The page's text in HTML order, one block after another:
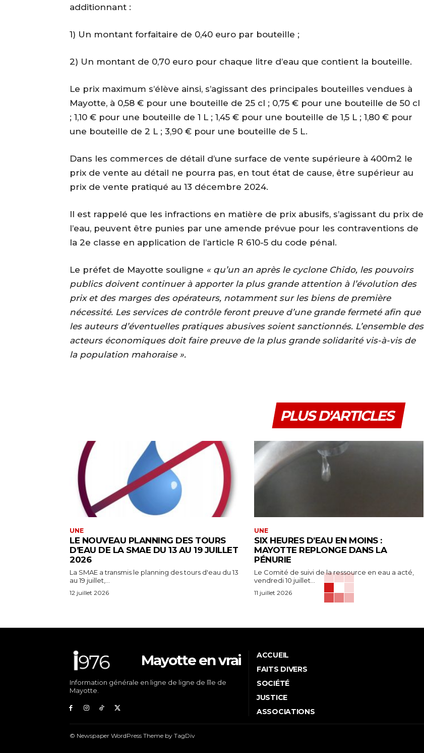
additionnant :
1) Un montant forfaitaire de 0,40 euro par bouteille ;
2) Un montant de 0,70 euro pour chaque litre d’eau que contient la bouteille.
Le prix maximum s’élève ainsi, s’agissant des principales bouteilles vendues à
Mayotte, à 0,58 € pour une bouteille de 25 cl ; 0,75 € pour une bouteille de 50 cl
; 1,10 € pour une bouteille de 1 L ; 1,45 € pour une bouteille de 1,5 L ; 1,80 € pour
une bouteille de 2 L ; 3,90 € pour une bouteille de 5 L.
Dans les commerces de détail d’une surface de vente supérieure à 400m2 le
prix de vente au détail ne pourra pas, en tout état de cause, être supérieur au
prix de vente pratiqué au 13 décembre 2024.
Il est rappelé que les infractions en matière de prix abusifs, s’agissant du prix de
l’eau, peuvent être punies par une amende prévue pour les contraventions de
la 2e classe en application de l’article R 610-5 du code pénal.
Le préfet de Mayotte souligne « qu’un an après le cyclone Chido, les pouvoirs
publics doivent continuer à apporter la plus grande attention à l’évolution des
prix et des marges des opérateurs, notamment sur les biens de première
nécessité. Les services de contrôle feront preuve d’une grande fermeté afin que
les auteurs d’éventuelles pratiques abusives soient sanctionnés. L’ensemble des
acteurs économiques doit faire preuve de la plus grande solidarité vis-à-vis de
la population mahoraise ».
PLUS D'ARTICLES
UNE
LE NOUVEAU PLANNING DES TOURS
D’EAU DE LA SMAE DU 13 AU 19 JUILLET
2026
La SMAE a transmis le planning des tours d'eau du 13
au 19 juillet,...
12 juillet 2026
UNE
SIX HEURES D’EAU EN MOINS :
MAYOTTE REPLONGE DANS LA
PÉNURIE
Le Comité de suivi de la ressource en eau a acté,
vendredi 10 juillet...
11 juillet 2026
Mayotte en vrai
Information générale en ligne de ligne de lîle de
Mayotte.
ACCUEIL
FAITS DIVERS
SOCIÉTÉ
JUSTICE
ASSOCIATIONS
© Newspaper WordPress Theme by TagDiv